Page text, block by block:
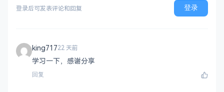
登录后可发表评论和回复 登录
king71722 天前
学习一下，感谢分享
回复